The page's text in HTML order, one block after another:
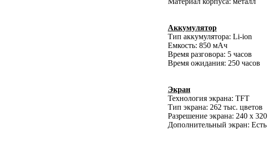
Аккумулятор
Тип аккумулятора: Li-ion
Емкость: 850 мАч
Время разговора: 5 часов
Время ожидания: 250 часов
Экран
Технология экрана: TFT
Тип экрана: 262 тыс. цветов
Разрешение экрана: 240 x 320
Дополнительный экран: Есть